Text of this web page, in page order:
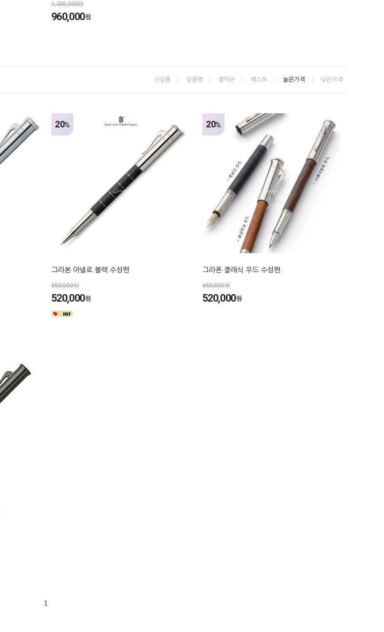
1,200,000원
960,000원
신상품 상품명 클릭순 베스트 높은가격 낮은가격
20%
그라본 아넬로 블랙 수성펜
650,000원
520,000원
20%
그라폰 클래식 우드 수성펜
650,000원
520,000원
1